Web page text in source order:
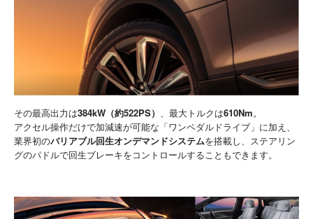
その最高出力は384kW（約522PS） 、最大トルクは610Nm。
アクセル操作だけで加減速が可能な「ワンペダルドライブ」に加え、
業界初のバリアブル回生オンデマンドシステムを搭載し、ステアリン
グのパドルで回生ブレーキをコントロールすることもできます。